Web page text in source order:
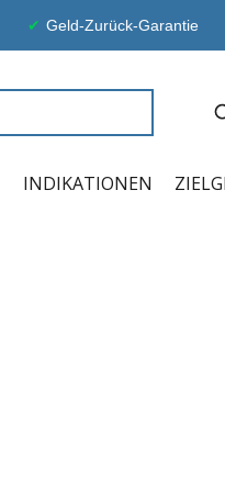
Geld-Zurück-Garantie
INDIKATIONEN